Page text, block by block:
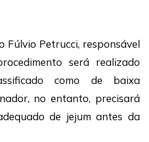
Fúlvio Petrucci, responsável
será realizado
como de baixa
no entanto, precisará
de jejum antes da